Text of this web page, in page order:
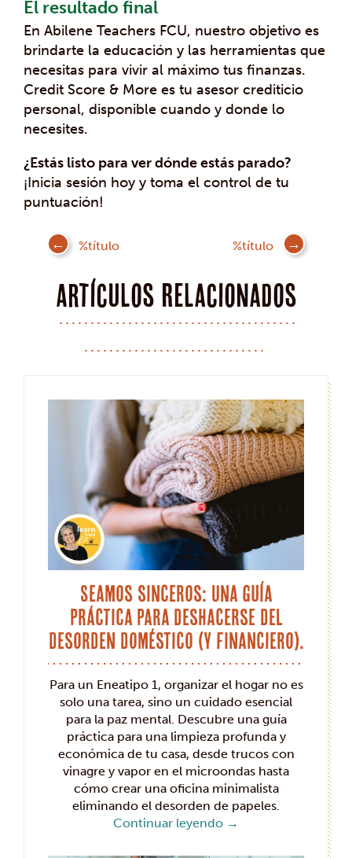
El resultado final
En Abilene Teachers FCU, nuestro objetivo es
brindarte la educación y las herramientas que
necesitas para vivir al máximo tus finanzas.
Credit Score & More es tu asesor crediticio
personal, disponible cuando y donde lo
necesites.
¿Estás listo para ver dónde estás parado?
¡Inicia sesión hoy y toma el control de tu
puntuación!
Mensaje
navegación
%título %título
Artículos Relacionados
Seamos sinceros: Una guía
práctica para deshacerse del
desorden doméstico (y financiero).
Para un Eneatipo 1, organizar el hogar no es
solo una tarea, sino un cuidado esencial
para la paz mental. Descubre una guía
práctica para una limpieza profunda y
económica de tu casa, desde trucos con
vinagre y vapor en el microondas hasta
cómo crear una oficina minimalista
eliminando el desorden de papeles.
Continuar leyendo →